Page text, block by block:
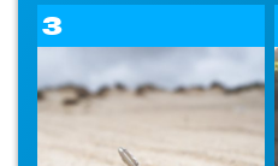
3